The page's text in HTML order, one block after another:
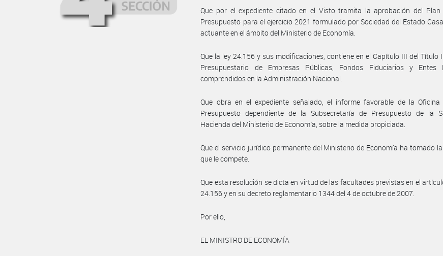
Que por el expediente citado en el Visto tramita la aprobación del
Presupuesto para el ejercicio 2021 formulado por Sociedad del Estado
actuante en el ámbito del Ministerio de Economía.
Que la ley 24.156 y sus modificaciones, contiene en el Capítulo III del Título
Presupuestario de Empresas Públicas, Fondos Fiduciarios y Entes
comprendidos en la Administración Nacional.
Que obra en el expediente señalado, el informe favorable de la Oficina
Presupuesto dependiente de la Subsecretaría de Presupuesto de la
Hacienda del Ministerio de Economía, sobre la medida propiciada.
Que el servicio jurídico permanente del Ministerio de Economía ha tomado
que le compete.
Que esta resolución se dicta en virtud de las facultades previstas en el
24.156 y en su decreto reglamentario 1344 del 4 de octubre de 2007.
Por ello,
EL MINISTRO DE ECONOMÍA